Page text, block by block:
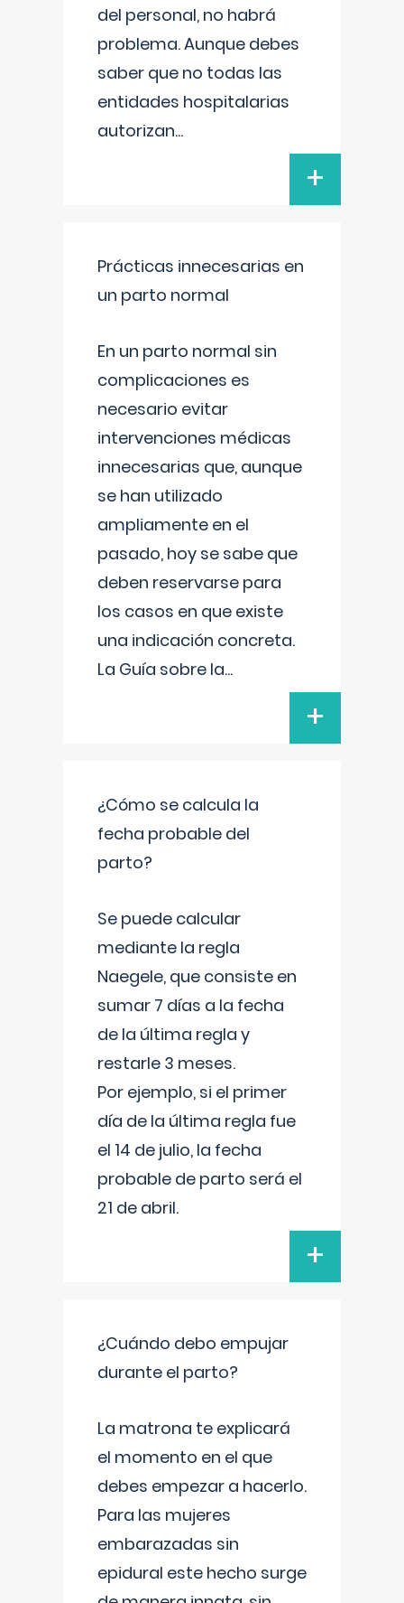
del personal, no habrá
problema. Aunque debes
saber que no todas las
entidades hospitalarias
autorizan...
+
Prácticas innecesarias en
un parto normal
En un parto normal sin
complicaciones es
necesario evitar
intervenciones médicas
innecesarias que, aunque
se han utilizado
ampliamente en el
pasado, hoy se sabe que
deben reservarse para
los casos en que existe
una indicación concreta.
La Guía sobre la...
+
¿Cómo se calcula la
fecha probable del
parto?
Se puede calcular
mediante la regla
Naegele, que consiste en
sumar 7 días a la fecha
de la última regla y
restarle 3 meses.
Por ejemplo, si el primer
día de la última regla fue
el 14 de julio, la fecha
probable de parto será el
21 de abril.
+
¿Cuándo debo empujar
durante el parto?
La matrona te explicará
el momento en el que
debes empezar a hacerlo.
Para las mujeres
embarazadas sin
epidural este hecho surge